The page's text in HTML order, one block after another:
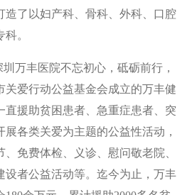
造了以妇产科、骨科、外科、口腔
。
丰医院不忘初心，砥砺前行，
关爱行动公益基金会成立的万丰健
直援助贫困患者、急重症患者、突
各类关爱为主题的公益性活动，
免费体检、义诊、慰问敬老院、
设者公益活动等。迄今为止，万丰